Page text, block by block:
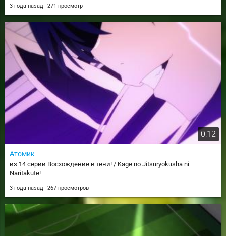
3 года назад 271 просмотр
0:12
Атомик
из 14 серии Восхождение в тени! / Kage no Jitsuryokusha ni
Naritakute!
3 года назад 267 просмотров